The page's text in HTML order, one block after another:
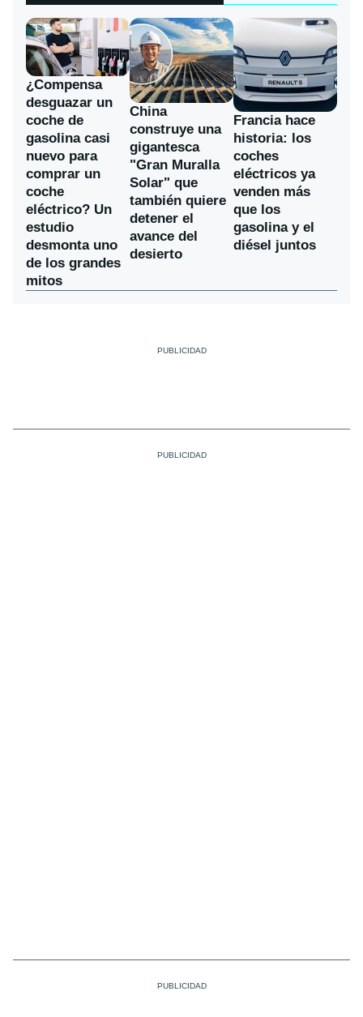
¿Compensa
desguazar un
coche de
gasolina casi
nuevo para
comprar un
coche
eléctrico? Un
estudio
desmonta uno
de los grandes
mitos
China
construye una
gigantesca
"Gran Muralla
Solar" que
también quiere
detener el
avance del
desierto
Francia hace
historia: los
coches
eléctricos ya
venden más
que los
gasolina y el
diésel juntos